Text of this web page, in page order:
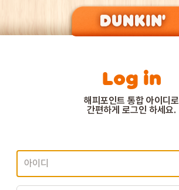
DUNKIN’ OF SEASON
MENU
Log in
해피포인트 통합 아이디로
간편하게 로그인 하세요.